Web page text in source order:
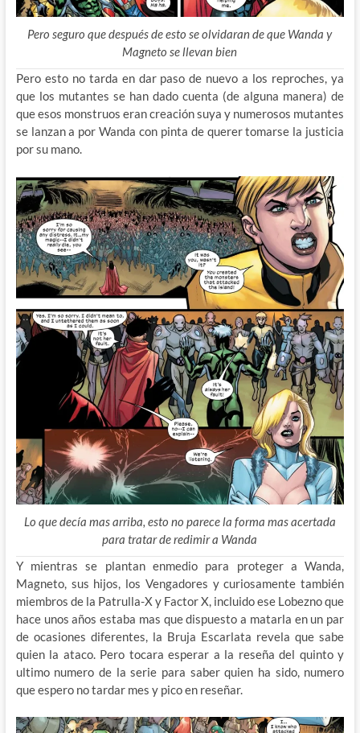
Pero seguro que después de esto se olvidaran de que Wanda y
Magneto se llevan bien
Pero esto no tarda en dar paso de nuevo a los reproches, ya
que los mutantes se han dado cuenta (de alguna manera) de
que esos monstruos eran creación suya y numerosos mutantes
se lanzan a por Wanda con pinta de querer tomarse la justicia
por su mano.
Lo que decía mas arriba, esto no parece la forma mas acertada
para tratar de redimir a Wanda
Y mientras se plantan enmedio para proteger a Wanda,
Magneto, sus hijos, los Vengadores y curiosamente también
miembros de la Patrulla-X y Factor X, incluido ese Lobezno que
hace unos años estaba mas que dispuesto a matarla en un par
de ocasiones diferentes, la Bruja Escarlata revela que sabe
quien la ataco. Pero tocara esperar a la reseña del quinto y
ultimo numero de la serie para saber quien ha sido, numero
que espero no tardar mes y pico en reseñar.